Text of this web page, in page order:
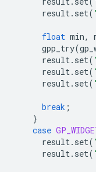
result. set(
float min,
gpp_try(
result. set(
result. set(
result. set(
break ;
}
case
result. set(
result. set(